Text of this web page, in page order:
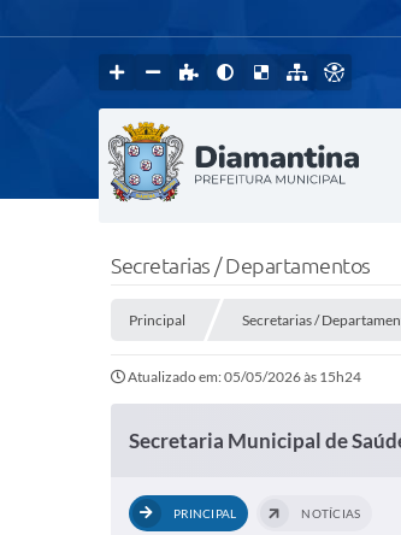
Secretarias / Departamentos
Principal Secretarias /
Atualizado em: 05/05/2026 às 15h24
Secretaria Municipal de
PRINCIPAL NOTÍCIAS